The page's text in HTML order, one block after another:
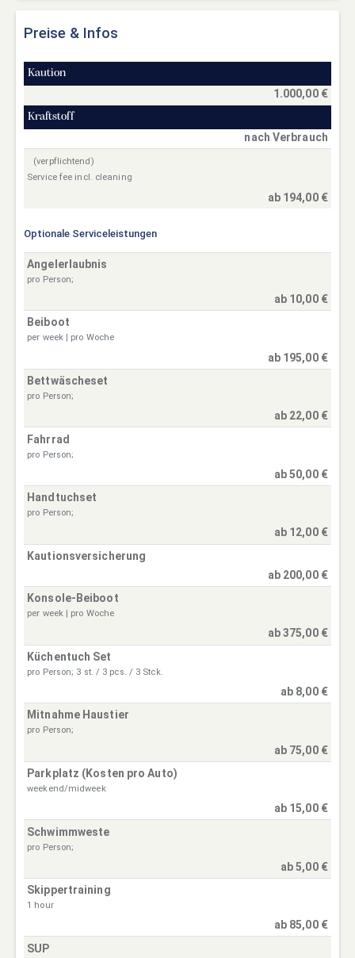
Preise & Infos
Kaution
1.000,00 €
Kraftstoff
nach Verbrauch
(verpflichtend)
Service fee incl. cleaning
ab 194,00 €
Optionale Serviceleistungen
Angelerlaubnis
pro Person;
ab 10,00 €
Beiboot
per week | pro Woche
ab 195,00 €
Bettwäscheset
pro Person;
ab 22,00 €
Fahrrad
pro Person;
ab 50,00 €
Handtuchset
pro Person;
ab 12,00 €
Kautionsversicherung
ab 200,00 €
Konsole-Beiboot
per week | pro Woche
ab 375,00 €
Küchentuch Set
pro Person; 3 st. / 3 pcs. / 3 Stck.
ab 8,00 €
Mitnahme Haustier
pro Person;
ab 75,00 €
Parkplatz (Kosten pro Auto)
weekend/midweek
ab 15,00 €
Schwimmweste
pro Person;
ab 5,00 €
Skippertraining
1 hour
ab 85,00 €
SUP